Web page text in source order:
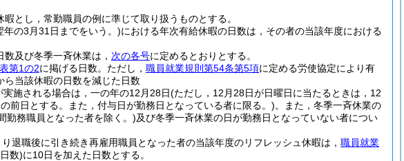
とし，常勤職員の例に準じて取り扱うものとする。
年の3月31日までをいう。)における年次有給休暇の日数は，その者の当該年度における
及び冬季一斉休業は， 次の各号に定めるとおりとする。
第1の2に掲げる日数。ただし， 職員就業規則第54条第5項に定める労使協定により有
ら当該休暇の日数を減じた日数
施される場合は，一の年の12月28日(ただし，12月28日が日曜日に当たるときは，12
前日とする。また，付与日が勤務日となっている者に限る。)。
また，冬季一斉休業の
勤務職員となった者を除く。)及び冬季一斉休業の日が勤務日となっていない者につい
り退職後に引き続き再雇用職員となった者の当該年度のリフレッシュ休暇は， 職員就業
数)に10日を加えた日数とする。